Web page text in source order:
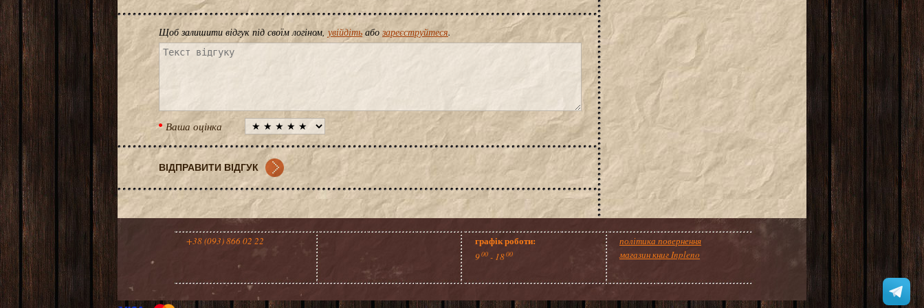
Щоб залишити відгук під своїм логіном, увійдіть або зареєструйтеся.
Ваша оцінка
+38 (093) 866 02 22 графік роботи:
900 - 1800
політика повернення
магазин книг Inpleno